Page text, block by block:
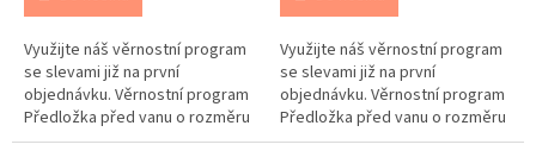
Využijte náš věrnostní program
se slevami již na první
objednávku. Věrnostní program
Předložka před vanu o rozměru
60x100cm. Možno barevně
Využijte náš věrnostní program
se slevami již na první
objednávku. Věrnostní program
Předložka před vanu o rozměru
60x100cm. Možno barevně